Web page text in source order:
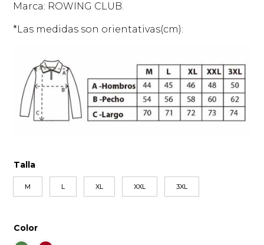
Marca: ROWING CLUB.
*Las medidas son orientativas(cm):
Talla
M L XL XXL 3XL
Color